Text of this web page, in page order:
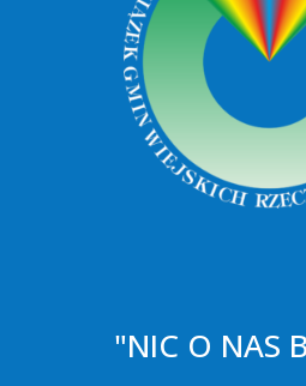
"NIC O NAS